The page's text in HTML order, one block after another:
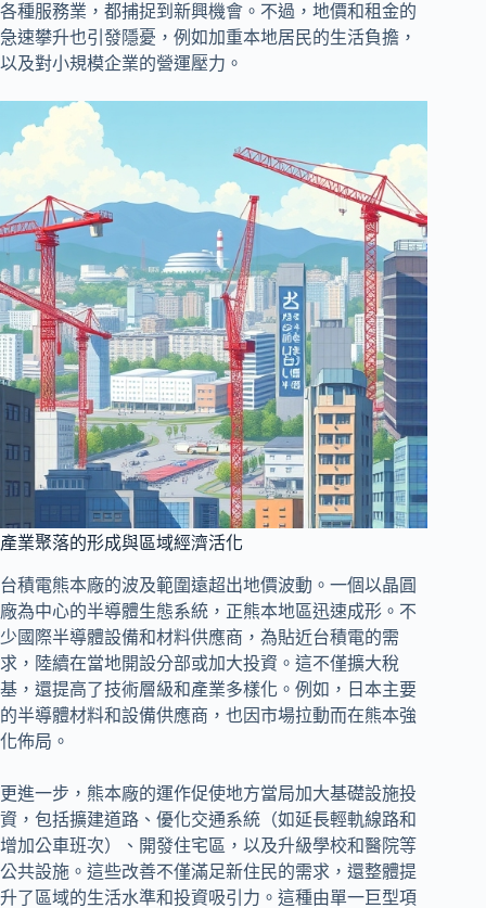
各種服務業，都捕捉到新興機會。不過，地價和租金的
急速攀升也引發隱憂，例如加重本地居民的生活負擔，
以及對小規模企業的營運壓力。
產業聚落的形成與區域經濟活化
台積電熊本廠的波及範圍遠超出地價波動。一個以晶圓
廠為中心的半導體生態系統，正熊本地區迅速成形。不
少國際半導體設備和材料供應商，為貼近台積電的需
求，陸續在當地開設分部或加大投資。這不僅擴大稅
基，還提高了技術層級和產業多樣化。例如，日本主要
的半導體材料和設備供應商，也因市場拉動而在熊本強
化佈局。
更進一步，熊本廠的運作促使地方當局加大基礎設施投
資，包括擴建道路、優化交通系統（如延長輕軌線路和
增加公車班次）、開發住宅區，以及升級學校和醫院等
公共設施。這些改善不僅滿足新住民的需求，還整體提
升了區域的生活水準和投資吸引力。這種由單一巨型項